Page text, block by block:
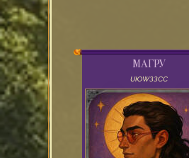
МАГРУ
UЮWЗЗСС